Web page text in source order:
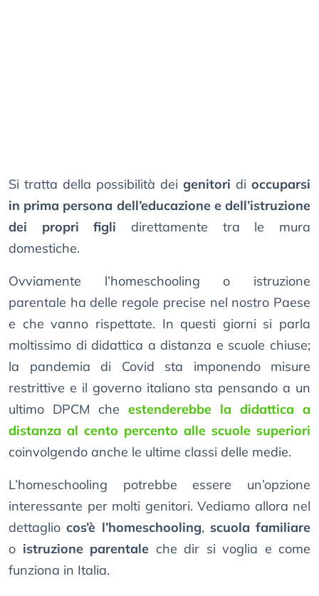
Si tratta della possibilità dei genitori di occuparsi
in prima persona dell’educazione e dell’istruzione
dei propri figli direttamente tra le mura
domestiche.
Ovviamente l’homeschooling o istruzione
parentale ha delle regole precise nel nostro Paese
e che vanno rispettate. In questi giorni si parla
moltissimo di didattica a distanza e scuole chiuse;
la pandemia di Covid sta imponendo misure
restrittive e il governo italiano sta pensando a un
ultimo DPCM che estenderebbe la didattica a
distanza al cento percento alle scuole superiori
coinvolgendo anche le ultime classi delle medie.
L’homeschooling potrebbe essere un’opzione
interessante per molti genitori. Vediamo allora nel
dettagliocos’è l’homeschooling, scuola familiare
o istruzione parentale che dir si voglia e come
funziona in Italia.